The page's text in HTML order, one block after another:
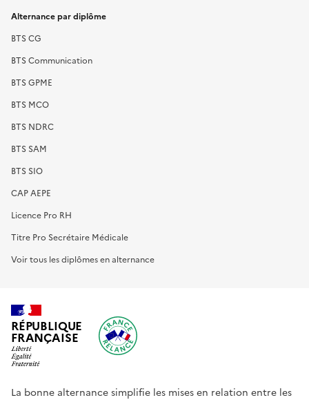
Alternance par diplôme
BTS CG
BTS Communication
BTS GPME
BTS MCO
BTS NDRC
BTS SAM
BTS SIO
CAP AEPE
Licence Pro RH
Titre Pro Secrétaire Médicale
Voir tous les diplômes en alternance
RÉPUBLIQUE
FRANÇAISE
La bonne alternance simplifie les mises en relation entre les